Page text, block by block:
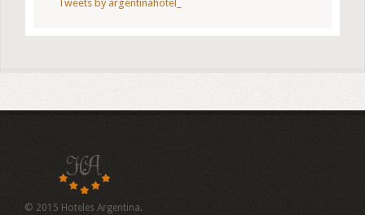
Tweets by argentinahotel_
© 2015 Hoteles Argentina.